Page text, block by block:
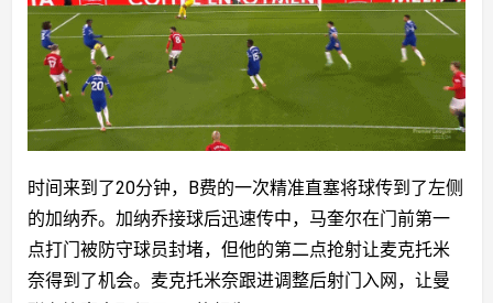
时间来到了20分钟，B费的一次精准直塞将球传到了左侧
的加纳乔。加纳乔接球后迅速传中，马奎尔在门前第一
点打门被防守球员封堵，但他的第二点抢射让麦克托米
奈得到了机会。麦克托米奈跟进调整后射门入网，让曼